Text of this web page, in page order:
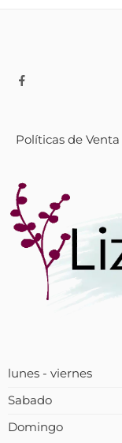
Políticas de Venta
lunes - viernes
Sabado
Domingo